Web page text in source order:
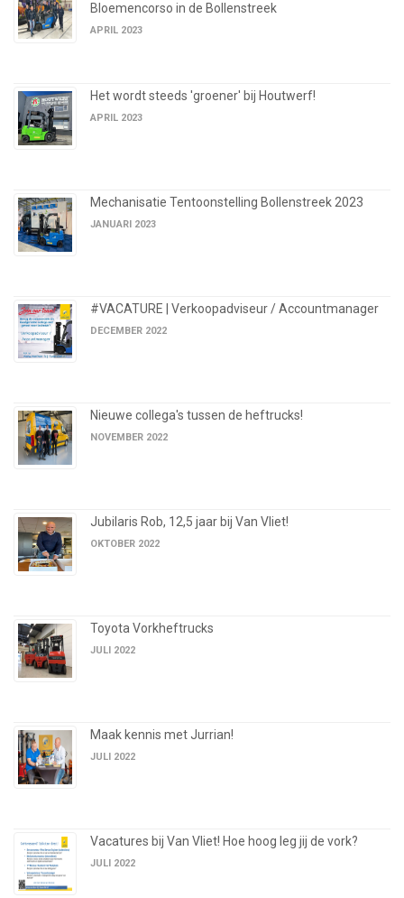
Bloemencorso in de Bollenstreek
APRIL 2023
Het wordt steeds 'groener' bij Houtwerf!
APRIL 2023
Mechanisatie Tentoonstelling Bollenstreek 2023
JANUARI 2023
#VACATURE | Verkoopadviseur / Accountmanager
DECEMBER 2022
Nieuwe collega's tussen de heftrucks!
NOVEMBER 2022
Jubilaris Rob, 12,5 jaar bij Van Vliet!
OKTOBER 2022
Toyota Vorkheftrucks
JULI 2022
Maak kennis met Jurrian!
JULI 2022
Vacatures bij Van Vliet! Hoe hoog leg jij de vork?
JULI 2022